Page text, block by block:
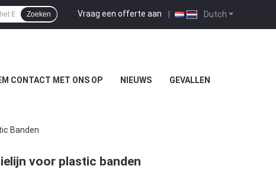
Dutch
Vraag een offerte aan |
Zoeken
CONTACT MET ONS OP NIEUWS GEVALLEN
Banden
voor plastic banden